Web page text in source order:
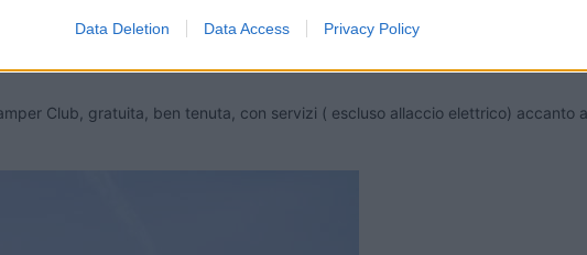
Data Deletion Data Access Privacy Policy
Club, gratuita, ben tenuta, con servizi ( escluso allaccio elettrico) accanto